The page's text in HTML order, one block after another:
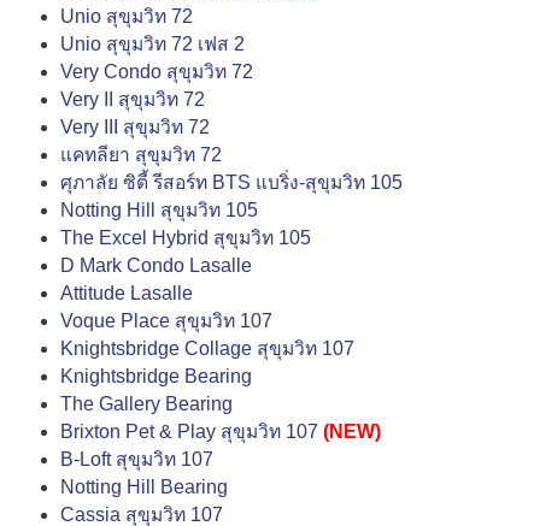
Unio สุขุมวิท 72
Unio สุขุมวิท 72 เฟส 2
Very Condo สุขุมวิท 72
Very II สุขุมวิท 72
Very III สุขุมวิท 72
แคทลียา สุขุมวิท 72
ศุภาลัย ซิตี้ รีสอร์ท BTS แบริ่ง-สุขุมวิท 105
Notting Hill สุขุมวิท 105
The Excel Hybrid สุขุมวิท 105
D Mark Condo Lasalle
Attitude Lasalle
Voque Place สุขุมวิท 107
Knightsbridge Collage สุขุมวิท 107
Knightsbridge Bearing
The Gallery Bearing
Brixton Pet & Play สุขุมวิท 107 (NEW)
B-Loft สุขุมวิท 107
Notting Hill Bearing
Cassia สุขุมวิท 107